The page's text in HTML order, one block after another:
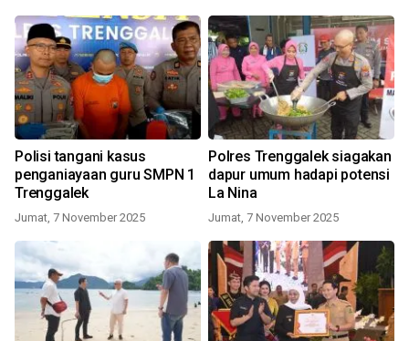
Polisi tangani kasus
penganiayaan guru SMPN 1
Trenggalek
Jumat, 7 November 2025
Polres Trenggalek siagakan
dapur umum hadapi potensi
La Nina
Jumat, 7 November 2025